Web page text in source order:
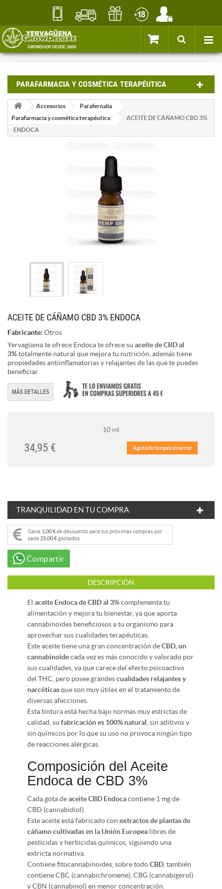
PARAFARMACIA Y COSMÉTICA TERAPÉUTICA
Accesorios
Parafernalia
Parafarmacia y cosmética terapéutica
ACEITE DE CÁÑAMO CBD 3%
ENDOCA
ACEITE DE CÁÑAMO CBD 3% ENDOCA
Fabricante: Otros
Yervagüena te ofrece Endoca te ofrece su aceite de CBD al
3%totalmente natural que mejora tu nutrición, además tiene
propiedades antiinflamatorias y relajantes de las que te puedes
beneficiar
MÁS DETALLES
10 ml
Agotado temporalmente
34,95 €
TRANQUILIDAD EN TU COMPRA
Gana 1,00 €de descuento para tus próximas compras por
cada 25,00 €gastados.
Compartir
DESCRIPCIÓN
El aceite Endoca de CBD al 3%complementa tu
alimentación y mejora tu bienestar, ya que aporta
cannabinoides beneficiosos a tu organismo para
aprovechar sus cualidades terapéuticas.
Este aceite tiene una gran concentración deCBD, un
cannabinoidecada vez es más conocido y valorado por
sus cualidades, ya que carece del efecto psicoactivo
del THC, pero posee grandescualidades relajantes y
narcóticasque son muy útiles en el tratamiento de
diversas afecciones.
Esta tintura está hecha bajo normas muy estrictas de
calidad, su fabricación es 100% natural , sin aditivos y
sin químicos por lo que su uso no provoca ningún tipo
de reacciones alérgicas.
Composición del Aceite
Endoca de CBD 3%
Cada gota deaceite CBD Endocacontiene 1 mg de
CBD (cannabidiol).
Este aceite está fabricado con extractos de plantas de
cáñamo cultivadas en la Unión Europea libres de
pesticidas y herbicidas químicos, siguiendo una
extricta normativa.
Contiene fitocannabinoides, sobre todoCBD, también
contiene CBC (cannabichromene), CBG (cannabigerol)
y CBN (cannabinol) en menor concentración.